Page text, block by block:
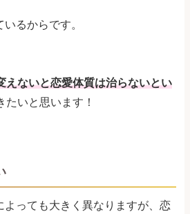
るからです。
えないと恋愛体質は治らないとい
たいと思います！
よっても大きく異なりますが、恋